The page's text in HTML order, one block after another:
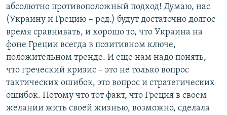
абсолютно противоположный подход! Думаю, нас
(Украину и Грецию – ред.) будут достаточно долгое
время сравнивать, и хорошо то, что Украина на
фоне Греции всегда в позитивном ключе,
положительном тренде. И еще нам надо понять,
что греческий кризис – это не только вопрос
тактических ошибок, это вопрос и стратегических
ошибок. Потому что тот факт, что Греция в своем
желании жить своей жизнью, возможно, сделала